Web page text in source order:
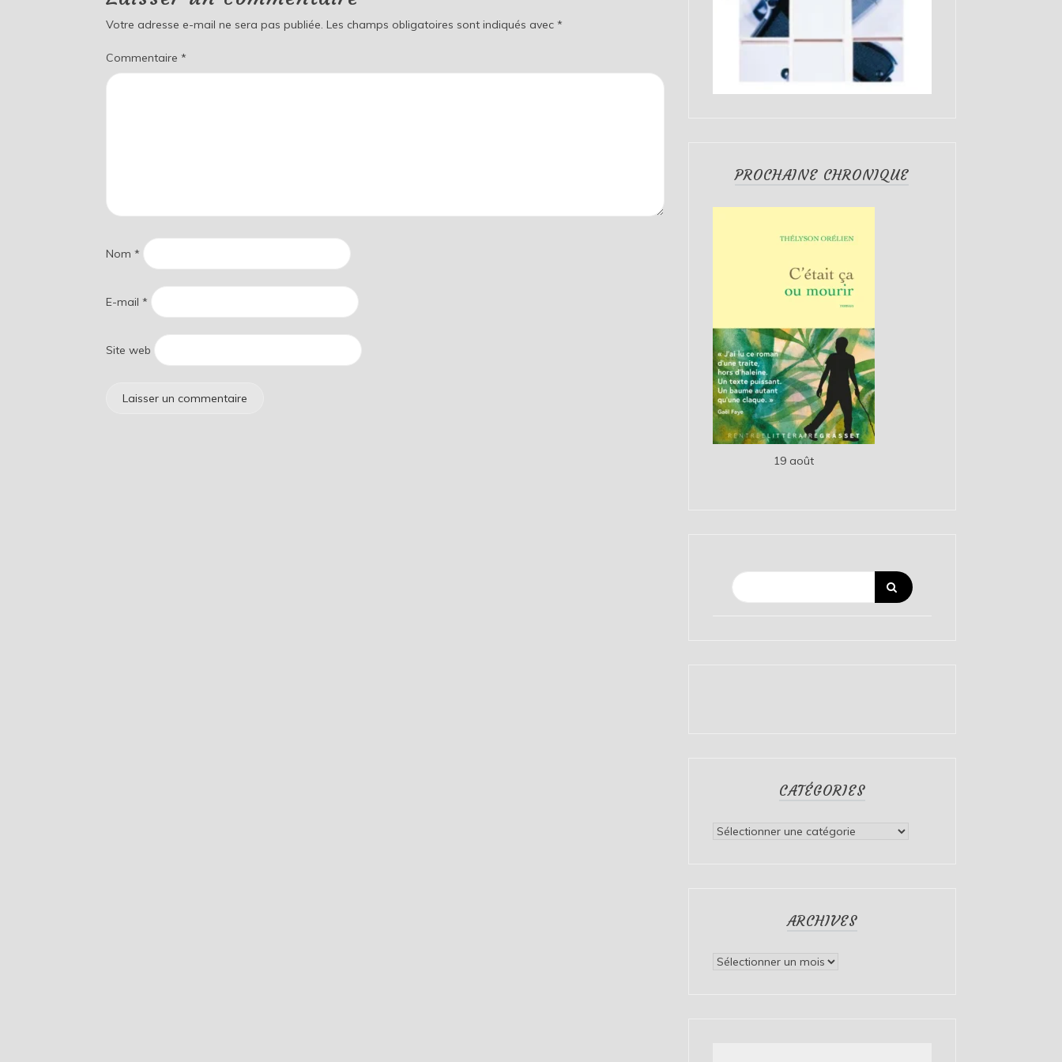
Votre adresse e-mail ne sera pas publiée. Les champs obligatoires sont indiqués avec*
Commentaire*
Nom*
E-mail*
Site web
PROCHAINE CHRONIQUE
19 août
CATÉGORIES
Catégories
ARCHIVES
Archives